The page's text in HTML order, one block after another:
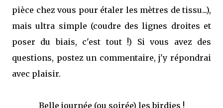
pièce chez vous pour étaler les mètres de tissu...),
mais ultra simple (coudre des lignes droites et
poser du biais, c'est tout !) Si vous avez des
questions, postez un commentaire, j'y répondrai
avec plaisir.
Belle journée (ou soirée) les birdies !